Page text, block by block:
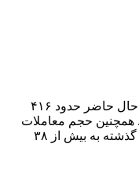
ارزش بازار رمزارز اتریوم (Ethereum) در حال حاضر حدود ۴۱۶
می‌شود. همچنین حجم معاملات
انجام‌شده این ارز دیجیتال طی ۲۴ ساعت گذشته به بیش از ۳۸